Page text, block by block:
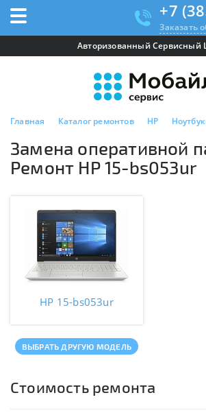
+7
Заказать
Авторизованный Сервисный
Главная Каталог ремонтов HP
Замена оперативной
Ремонт HP 15-bs053ur
HP 15-bs053ur
ВЫБРАТЬ ДРУГУЮ МОДЕЛЬ
Стоимость ремонта